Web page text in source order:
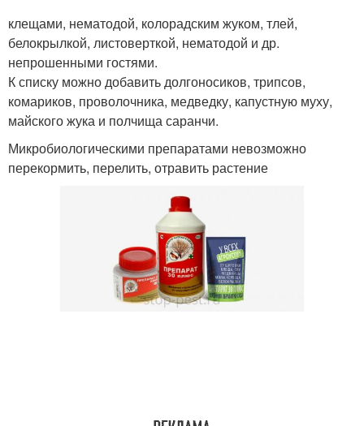
клещами, нематодой, колорадским жуком, тлей,
белокрылкой, листоверткой, нематодой и др.
непрошенными гостями.
К списку можно добавить долгоносиков, трипсов,
комариков, проволочника, медведку, капустную муху,
майского жука и полчища саранчи.
Микробиологическими препаратами невозможно
перекормить, перелить, отравить растение